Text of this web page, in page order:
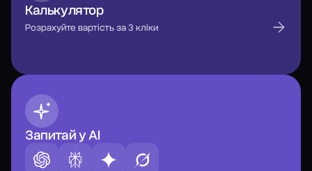
Калькулятор
Розрахуйте вартість за 3 кліки
Запитай у AI